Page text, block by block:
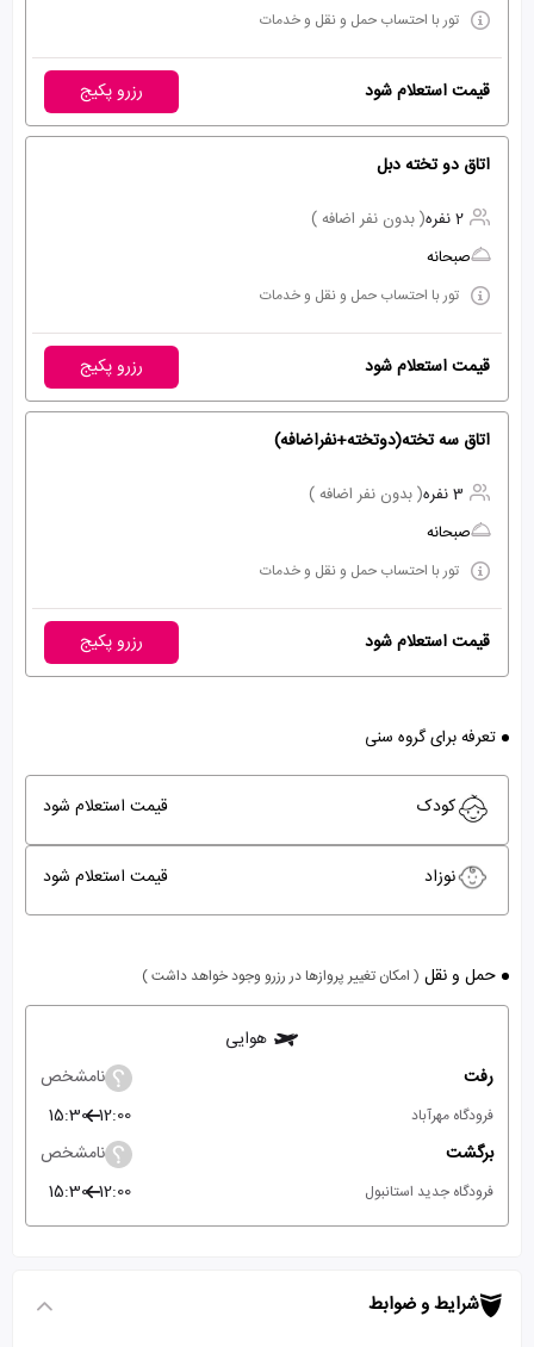
تور با احتساب حمل و نقل و خدمات
قیمت استعلام شود رزرو پکیج
اتاق دو تخته دبل
2 نفره
( بدون نفر اضافه )
صبحانه
تور با احتساب حمل و نقل و خدمات
قیمت استعلام شود رزرو پکیج
اتاق سه تخته(دوتخته+نفراضافه)
3 نفره
( بدون نفر اضافه )
صبحانه
تور با احتساب حمل و نقل و خدمات
قیمت استعلام شود رزرو پکیج
تعرفه برای گروه سنی
کودک قیمت استعلام شود
نوزاد قیمت استعلام شود
حمل و نقل ( امکان تغییر پروازها در رزرو وجود خواهد داشت )
هوایی
رفت
نامشخص
فرودگاه مهرآباد 12:00
15:30
برگشت
نامشخص
فرودگاه جدید استانبول 12:00
15:30
شرایط و ضوابط